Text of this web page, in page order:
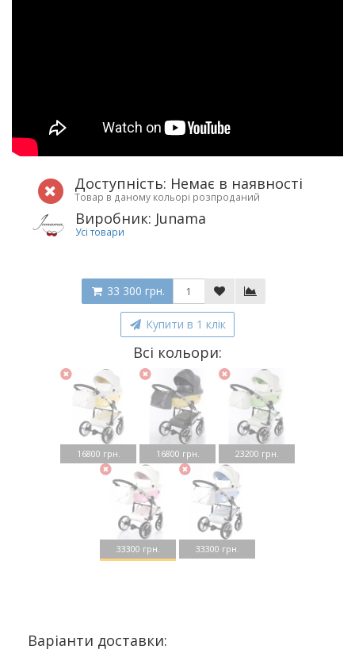
Доступність: Немає в наявності
Товар в даному кольорі розпроданий
Виробник: Junama
Усі товари
33 300 грн.
Купити в 1 клік
Всі кольори:
16800 грн. 16800 грн. 23200 грн.
33300 грн. 33300 грн.
Варіанти доставки: